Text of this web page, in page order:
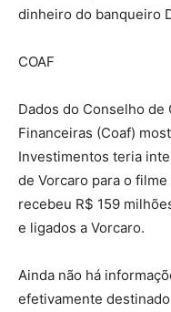
dinheiro do banqueiro
COAF
Dados do Conselho
Financeiras (Coaf)
Investimentos teria
de Vorcaro para o
recebeu R$ 159
e ligados a Vorcaro.
Ainda não há
efetivamente